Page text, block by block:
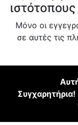
ιστότοπους
Μόνο οι
σε αυτές τις
Συγχαρητήρια!